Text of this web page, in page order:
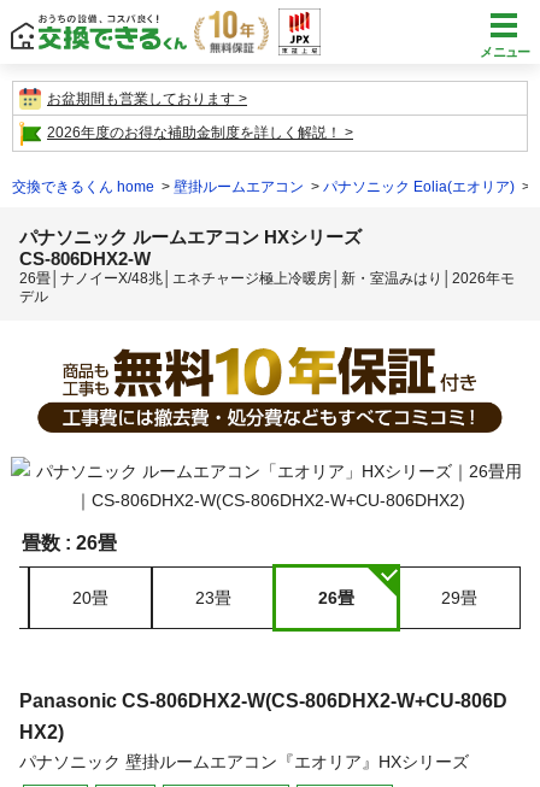
メニュー
お盆期間も営業しております
2026年度のお得な補助金制度を詳しく解説！
交換できるくん home 壁掛ルームエアコン パナソニック Eolia(エオリア)
パナソニック ルームエアコン HXシリーズ
CS-806DHX2-W
26畳│ナノイーX/48兆│エネチャージ極上冷暖房│新・室温みはり│2026年モ
デル
畳数 : 26畳
20畳 23畳 26畳 29畳
Panasonic CS-806DHX2-W(CS-806DHX2-W+CU-806D
HX2)
パナソニック 壁掛ルームエアコン『エオリア』HXシリーズ